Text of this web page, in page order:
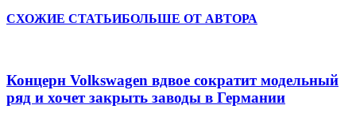
СХОЖИЕ СТАТЬИБОЛЬШЕ ОТ АВТОРА
Концерн Volkswagen вдвое сократит модельный
ряд и хочет закрыть заводы в Германии